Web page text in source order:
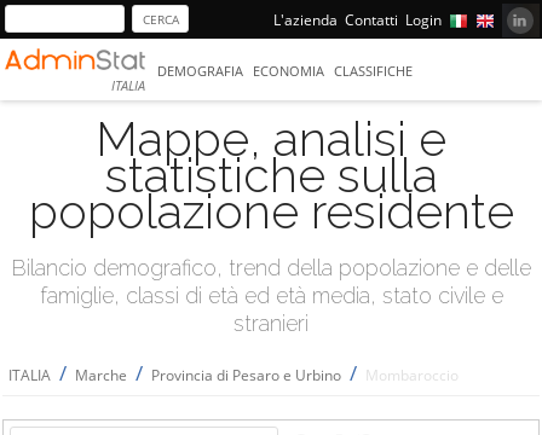
L'azienda Contatti Login
ITALIA
DEMOGRAFIA ECONOMIA CLASSIFICHE
Mappe, analisi e
statistiche sulla
popolazione residente
Bilancio demografico, trend della popolazione e delle
famiglie, classi di età ed età media, stato civile e
stranieri
ITALIA / Marche / Provincia di Pesaro e Urbino / Mombaroccio